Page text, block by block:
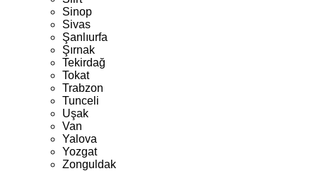
Sinop
Sivas
Şanlıurfa
Şırnak
Tekirdağ
Tokat
Trabzon
Tunceli
Uşak
Van
Yalova
Yozgat
Zonguldak